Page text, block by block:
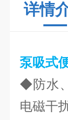
详情
泵吸式
◆防水
电磁干